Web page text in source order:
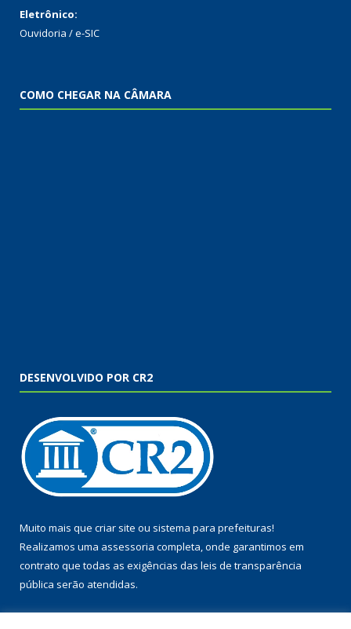
Eletrônico:
Ouvidoria /e-SIC
COMO CHEGAR NA CÂMARA
DESENVOLVIDO POR CR2
Muito mais que criar site ou sistema para prefeituras!
Realizamos uma assessoria completa, onde garantimos em
contrato que todas as exigências das leis de transparência
pública serão atendidas.